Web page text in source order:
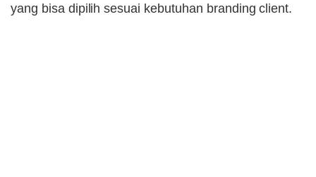
yang bisa dipilih sesuai kebutuhan branding client.